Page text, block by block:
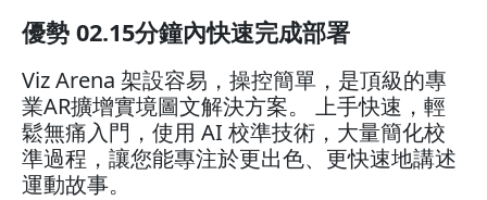
優勢 02.15分鐘內快速完成部署
Viz Arena 架設容易，操控簡單，是頂級的專
業AR擴增實境圖文解決方案。 上手快速，輕
鬆無痛入門，使用 AI 校準技術，大量簡化校
準過程，讓您能專注於更出色、更快速地講述
運動故事。